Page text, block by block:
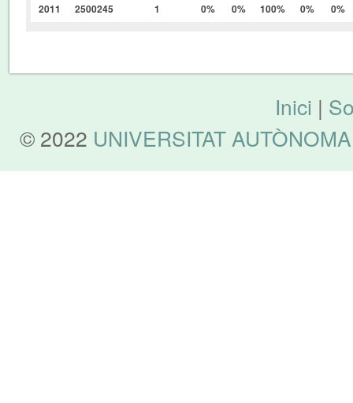
2011
2500245 1 0% 0% 100% 0% 0%
Inici |
© 2022 UNIVERSITAT